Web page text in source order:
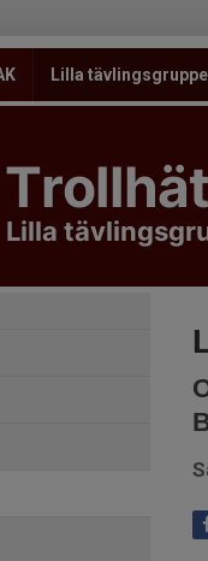
Lilla
Lilla